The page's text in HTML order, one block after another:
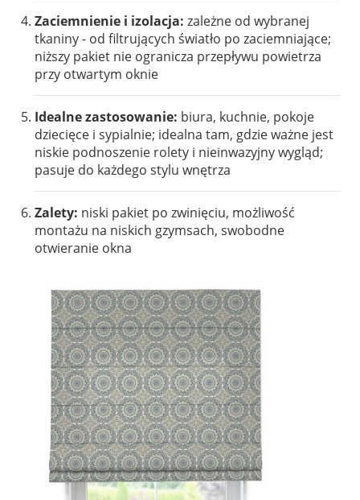
Zaciemnienie i izolacja: zależne od wybranej
tkaniny - od filtrujących światło po zaciemniające;
niższy pakiet nie ogranicza przepływu powietrza
przy otwartym oknie
Idealne zastosowanie: biura, kuchnie, pokoje
dziecięce i sypialnie; idealna tam, gdzie ważne jest
niskie podnoszenie rolety i nieinwazyjny wygląd;
pasuje do każdego stylu wnętrza
Zalety: niski pakiet po zwinięciu, możliwość
montażu na niskich gzymsach, swobodne
otwieranie okna